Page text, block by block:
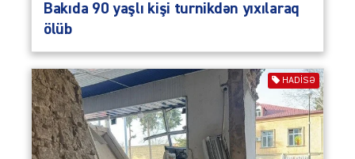
Bakıda 90 yaşlı kişi turnikdən yıxılaraq
ölüb
HADISƏ